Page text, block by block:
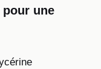
une